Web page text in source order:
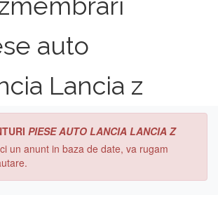
auto
Lancia z
PIESE AUTO LANCIA LANCIA Z
un anunt in baza de date, va rugam